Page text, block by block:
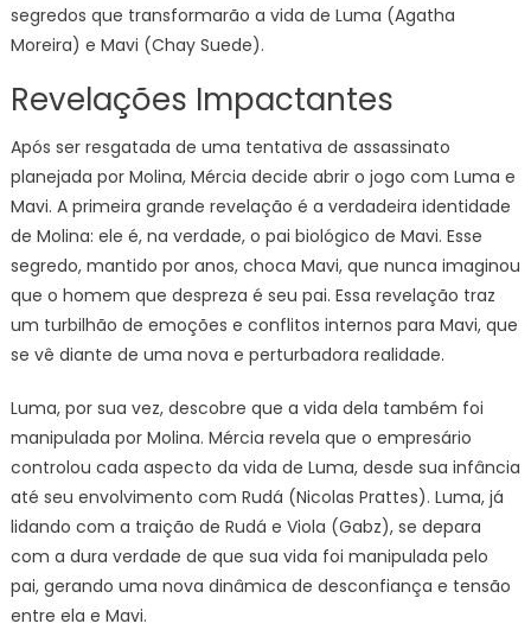
segredos que transformarão a vida de Luma (Agatha
Moreira) e Mavi (Chay Suede).
Revelações Impactantes
Após ser resgatada de uma tentativa de assassinato
planejada por Molina, Mércia decide abrir o jogo com Luma e
Mavi. A primeira grande revelação é a verdadeira identidade
de Molina: ele é, na verdade, o pai biológico de Mavi. Esse
segredo, mantido por anos, choca Mavi, que nunca imaginou
que o homem que despreza é seu pai. Essa revelação traz
um turbilhão de emoções e conflitos internos para Mavi, que
se vê diante de uma nova e perturbadora realidade.
Luma, por sua vez, descobre que a vida dela também foi
manipulada por Molina. Mércia revela que o empresário
controlou cada aspecto da vida de Luma, desde sua infância
até seu envolvimento com Rudá (Nicolas Prattes). Luma, já
lidando com a traição de Rudá e Viola (Gabz), se depara
com a dura verdade de que sua vida foi manipulada pelo
pai, gerando uma nova dinâmica de desconfiança e tensão
entre ela e Mavi.